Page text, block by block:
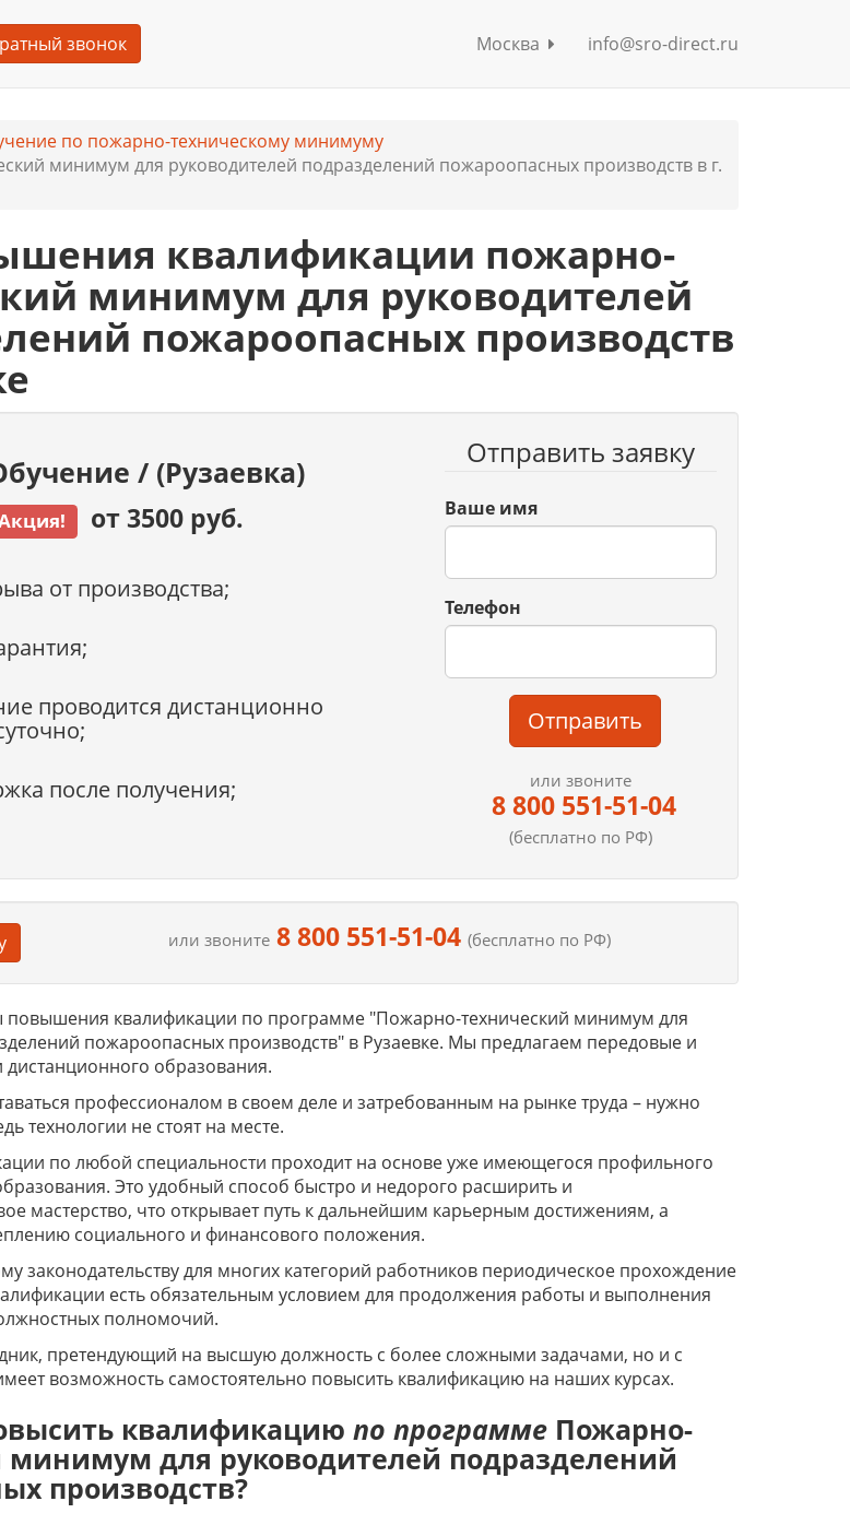
звонок Москва info@sro-direct.ru
по пожарно-техническому минимуму
минимум для руководителей подразделений пожароопасных производств в г.
квалификации пожарно-
минимум для руководителей
пожароопасных производств
/ (Рузаевка)
от 3500 руб.
от производства;
проводится дистанционно
после получения;
Отправить заявку
Ваше имя
Телефон
Отправить
или звоните
8 800 551-51-04
(бесплатно по РФ)
или звоните 8 800 551-51-04(бесплатно по РФ)
повышения квалификации по программе "Пожарно-технический минимум для
пожароопасных производств" в Рузаевке. Мы предлагаем передовые и
образования.
профессионалом в своем деле и затребованным на рынке труда – нужно
технологии не стоят на месте.
по любой специальности проходит на основе уже имеющегося профильного
Это удобный способ быстро и недорого расширить и
мастерство, что открывает путь к дальнейшим карьерным достижениям, а
социального и финансового положения.
законодательству для многих категорий работников периодическое прохождение
есть обязательным условием для продолжения работы и выполнения
полномочий.
претендующий на высшую должность с более сложными задачами, но и с
возможность самостоятельно повысить квалификацию на наших курсах.
квалификацию по программе Пожарно-
минимум для руководителей подразделений
производств?